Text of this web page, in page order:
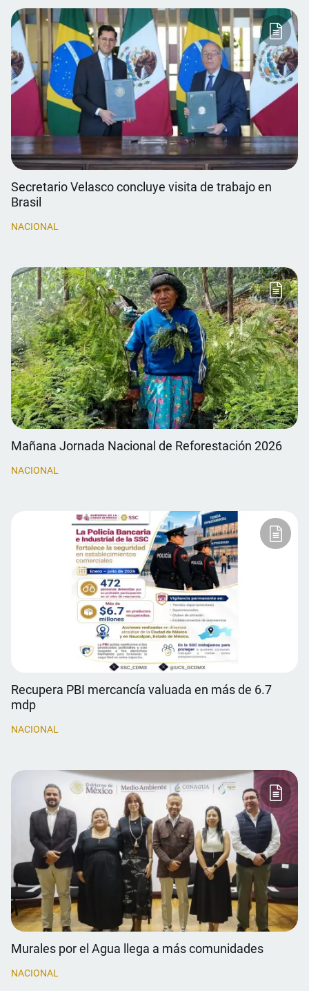
Secretario Velasco concluye visita de trabajo en
Brasil
NACIONAL
Mañana Jornada Nacional de Reforestación 2026
NACIONAL
Recupera PBI mercancía valuada en más de 6.7
mdp
NACIONAL
Murales por el Agua llega a más comunidades
NACIONAL